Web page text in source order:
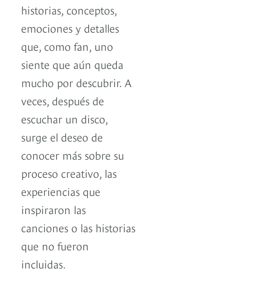
historias, conceptos,
emociones y detalles
que, como fan, uno
siente que aún queda
mucho por descubrir. A
veces, después de
escuchar un disco,
surge el deseo de
conocer más sobre su
proceso creativo, las
experiencias que
inspiraron las
canciones o las historias
que no fueron
incluidas.